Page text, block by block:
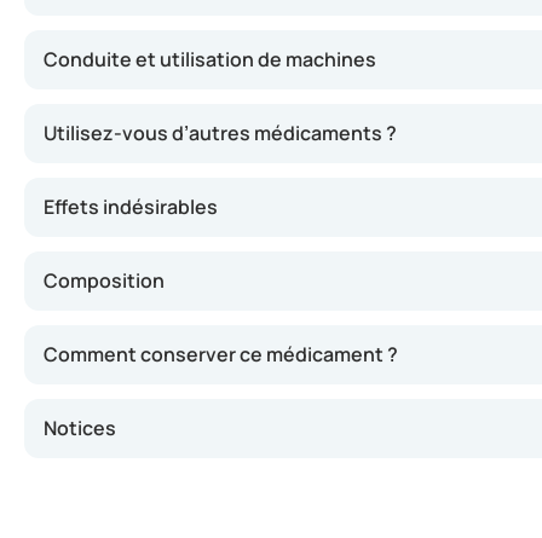
Conduite et utilisation de machines
Utilisez-vous d’autres médicaments ?
Effets indésirables
Composition
Comment conserver ce médicament ?
Notices